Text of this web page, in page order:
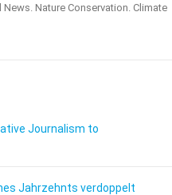
Nature Conservation. Climate
Journalism to
Jahrzehnts verdoppelt